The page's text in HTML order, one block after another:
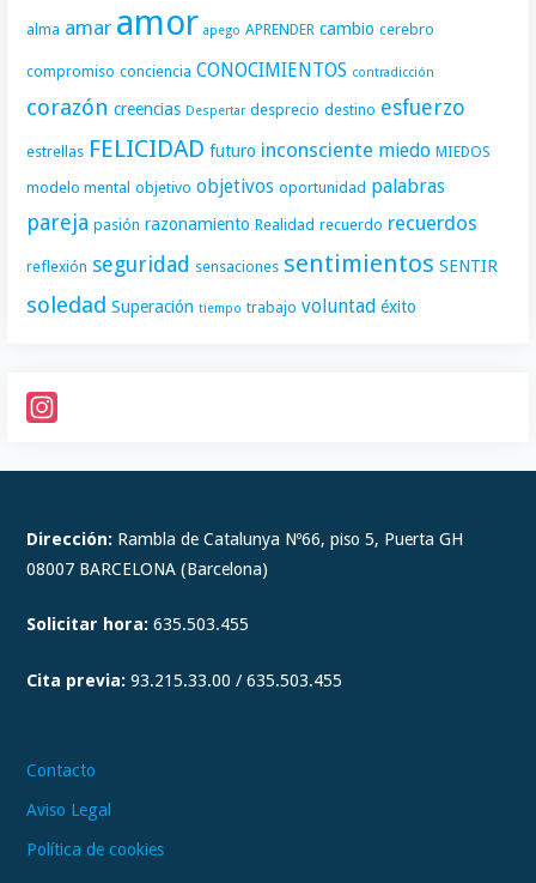
alma amar amor apego APRENDER cambio cerebro
compromiso conciencia CONOCIMIENTOS contradicción
corazón creencias Despertar desprecio destino esfuerzo
estrellas FELICIDAD futuro inconsciente miedo MIEDOS
modelo mental objetivo objetivos oportunidad palabras
pareja pasión razonamiento Realidad recuerdo recuerdos
reflexión seguridad sensaciones sentimientos SENTIR
soledad Superación tiempo trabajo voluntad éxito
n
t
a
r
m
Dirección: Rambla de Catalunya Nº66, piso 5, Puerta GH
08007 BARCELONA (Barcelona)
Solicitar hora: 635.503.455
Cita previa: 93.215.33.00 / 635.503.455
Contacto
Aviso Legal
Política de cookies